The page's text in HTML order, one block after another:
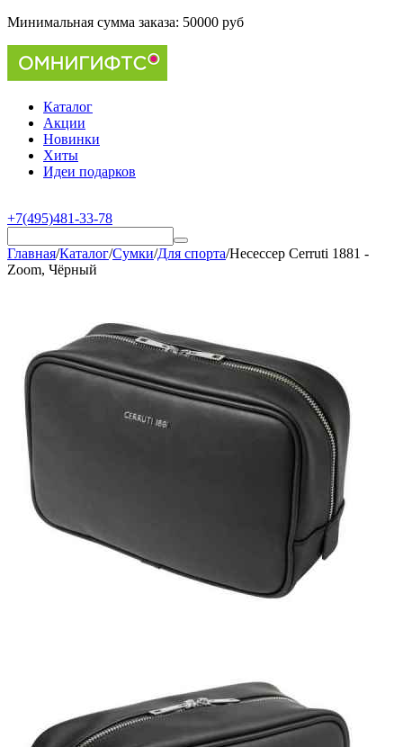
Минимальная сумма заказа: 50000 руб
Каталог
Акции
Новинки
Хиты
Идеи подарков
+7(495)481-33-78
Главная/Каталог/Сумки/Для спорта/Несессер Cerruti 1881 -
Zoom, Чёрный